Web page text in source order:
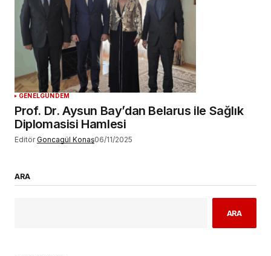
GENELGÜNDEM
Prof. Dr. Aysun Bay’dan Belarus ile Sağlık
Diplomasisi Hamlesi
Editör Goncagül Konaş06/11/2025
ARA
ARA